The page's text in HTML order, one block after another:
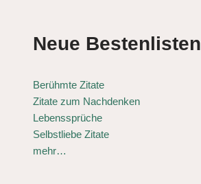
Neue Bestenlisten
Berühmte Zitate
Zitate zum Nachdenken
Lebenssprüche
Selbstliebe Zitate
mehr…